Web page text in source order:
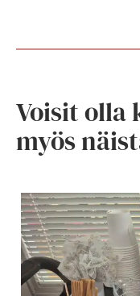
Voisit olla
myös